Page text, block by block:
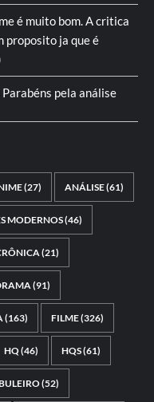
é muito bom. A critica
proposito ja que é
Parabéns pela análise
(27) ANÁLISE(61)
MODERNOS(46)
(21)
(91)
(163) FILME(326)
HQ(46) HQS(61)
(52)